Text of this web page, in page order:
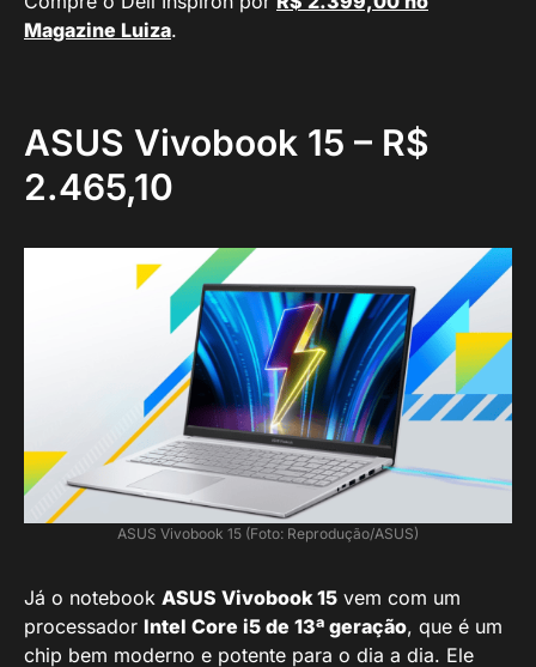
Magazine Luiza.
ASUS Vivobook 15 – R$
2.465,10
ASUS Vivobook 15 (Foto: Reprodução/ASUS)
Já o notebook ASUS Vivobook 15 vem com um
processador Intel Core i5 de 13ª geração, que é um
chip bem moderno e potente para o dia a dia. Ele